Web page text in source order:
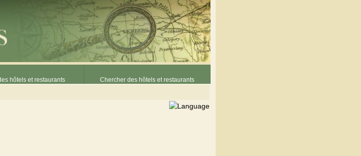
hôtels et restaurants Chercher des hôtels et restaurants